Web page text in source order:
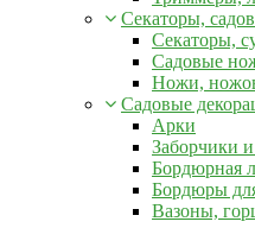
Секаторы,
Секаторы,
Садовые
Ножи,
Садовые
Арки
Заборчики
Бордюрная
Бордюры
Вазоны,